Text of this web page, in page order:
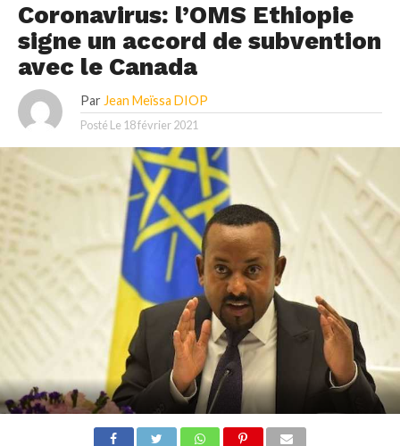
Coronavirus: l’OMS Ethiopie
signe un accord de subvention
avec le Canada
Par Jean Meïssa DIOP
Posté Le 18 février 2021